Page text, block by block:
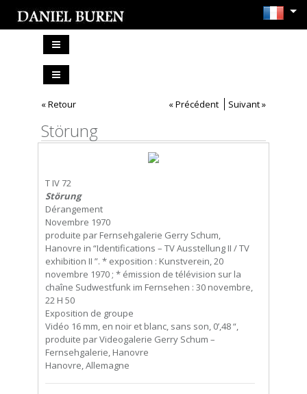
« Retour « Précédent Suivant »
Störung
T IV 72
Störung
Dérangement
Novembre 1970
produite par Fernsehgalerie Gerry Schum,
Hanovre in “Identifications – TV Ausstellung II / TV
exhibition II ”. * exposition : Kunstverein, 20
novembre 1970 ; * émission de télévision sur la
chaîne Sudwestfunk im Fernsehen : 30 novembre,
22 H 50
Exposition de groupe
Vidéo 16 mm, en noir et blanc, sans son, 0’,48 “,
produite par Videogalerie Gerry Schum –
Fernsehgalerie, Hanovre
Hanovre, Allemagne